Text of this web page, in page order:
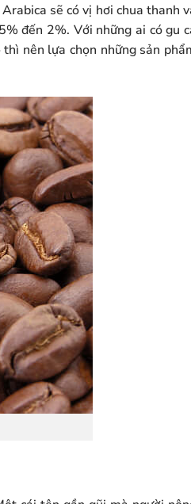
sẽ có vị hơi chua thanh
đến 2%. Với những ai có gu
nên lựa chọn những sản